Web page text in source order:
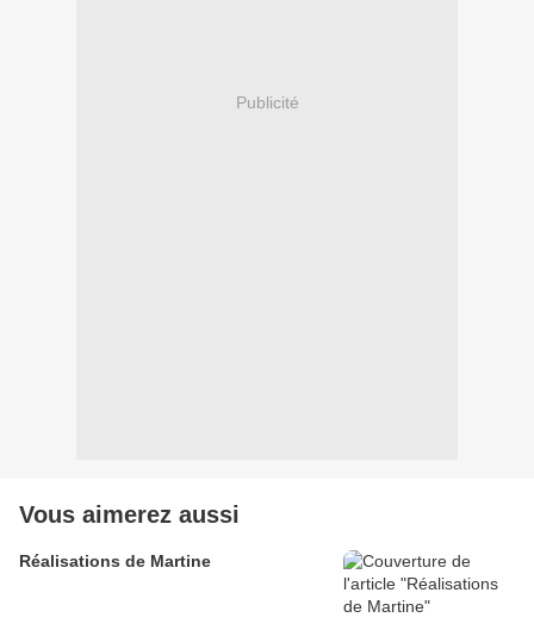
Publicité
Vous aimerez aussi
Réalisations de Martine